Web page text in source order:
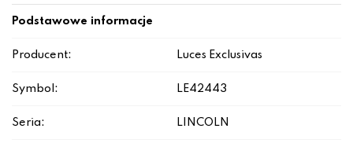
Podstawowe informacje
Producent: Luces Exclusivas
Symbol: LE42443
Seria: LINCOLN